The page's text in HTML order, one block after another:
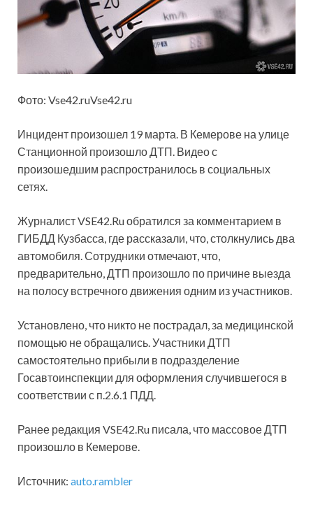
Фото: Vse42.ruVse42.ru
Инцидент произошел 19 марта. В Кемерове на улице
Станционной произошло ДТП. Видео с
произошедшим распространилось в социальных
сетях.
Журналист VSE42.Ru обратился за комментарием в
ГИБДД Кузбасса, где рассказали, что, столкнулись два
автомобиля. Сотрудники отмечают, что,
предварительно, ДТП произошло по причине выезда
на полосу встречного движения одним из участников.
Установлено, что никто не пострадал, за медицинской
помощью не обращались. Участники ДТП
самостоятельно прибыли в подразделение
Госавтоинспекции для оформления случившегося в
соответствии с п.2.6.1 ПДД.
Ранее редакция VSE42.Ru писала, что массовое ДТП
произошло в Кемерове.
Источник: auto.rambler